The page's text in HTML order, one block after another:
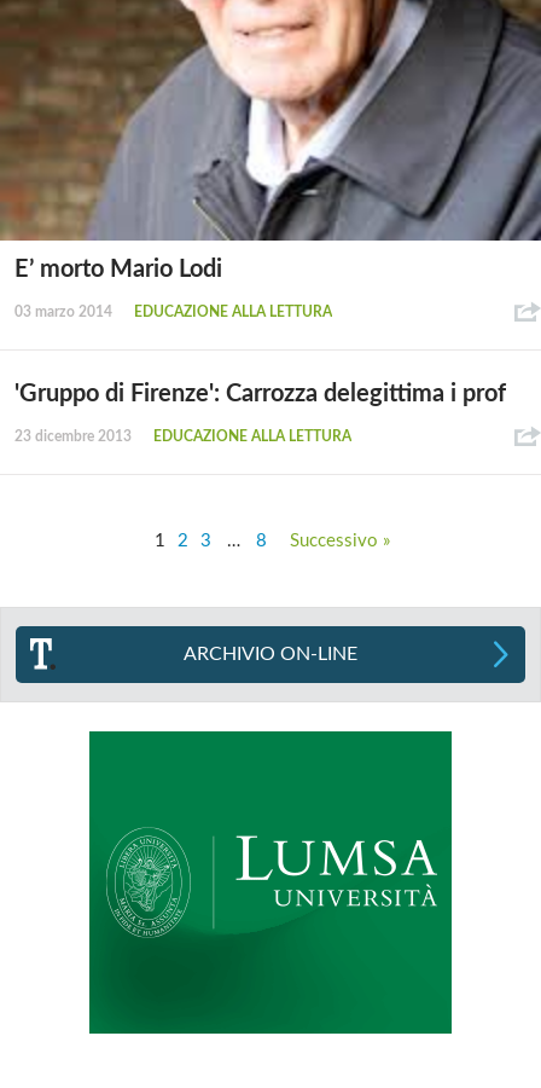
E’ morto Mario Lodi
03 marzo 2014 EDUCAZIONE ALLA LETTURA
'Gruppo di Firenze': Carrozza delegittima i prof
23 dicembre 2013 EDUCAZIONE ALLA LETTURA
1 2 3 … 8 Successivo »
ARCHIVIO ON-LINE